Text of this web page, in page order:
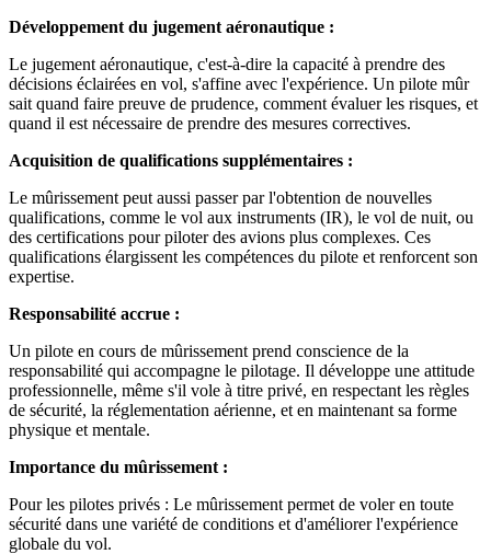
Développement du jugement aéronautique :
Le jugement aéronautique, c'est-à-dire la capacité à prendre des
décisions éclairées en vol, s'affine avec l'expérience. Un pilote mûr
sait quand faire preuve de prudence, comment évaluer les risques, et
quand il est nécessaire de prendre des mesures correctives.
Acquisition de qualifications supplémentaires :
Le mûrissement peut aussi passer par l'obtention de nouvelles
qualifications, comme le vol aux instruments (IR), le vol de nuit, ou
des certifications pour piloter des avions plus complexes. Ces
qualifications élargissent les compétences du pilote et renforcent son
expertise.
Responsabilité accrue :
Un pilote en cours de mûrissement prend conscience de la
responsabilité qui accompagne le pilotage. Il développe une attitude
professionnelle, même s'il vole à titre privé, en respectant les règles
de sécurité, la réglementation aérienne, et en maintenant sa forme
physique et mentale.
Importance du mûrissement :
Pour les pilotes privés : Le mûrissement permet de voler en toute
sécurité dans une variété de conditions et d'améliorer l'expérience
globale du vol.